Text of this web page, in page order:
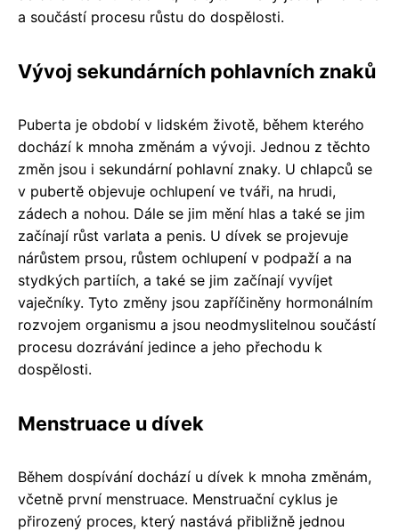
a součástí procesu růstu do dospělosti.
Vývoj sekundárních pohlavních znaků
Puberta je období v lidském životě, během kterého
dochází k mnoha změnám a vývoji. Jednou z těchto
změn jsou i sekundární pohlavní znaky. U chlapců se
v pubertě objevuje ochlupení ve tváři, na hrudi,
zádech a nohou. Dále se jim mění hlas a také se jim
začínají růst varlata a penis. U dívek se projevuje
nárůstem prsou, růstem ochlupení v podpaží a na
stydkých partiích, a také se jim začínají vyvíjet
vaječníky. Tyto změny jsou zapříčiněny hormonálním
rozvojem organismu a jsou neodmyslitelnou součástí
procesu dozrávání jedince a jeho přechodu k
dospělosti.
Menstruace u dívek
Během dospívání dochází u dívek k mnoha změnám,
včetně první menstruace. Menstruační cyklus je
přirozený proces, který nastává přibližně jednou